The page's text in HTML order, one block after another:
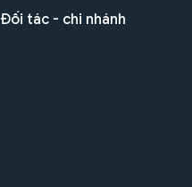
Đối tác - chi nhánh